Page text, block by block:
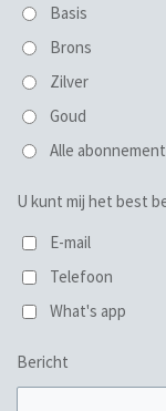
Basis
Brons
Zilver
Goud
Alle
U kunt mij het best
E-mail
Telefoon
What's app
Bericht